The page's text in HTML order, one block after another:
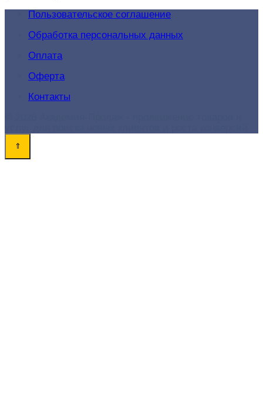
Пользовательское соглашение
Обработка персональных данных
Оплата
Оферта
Контакты